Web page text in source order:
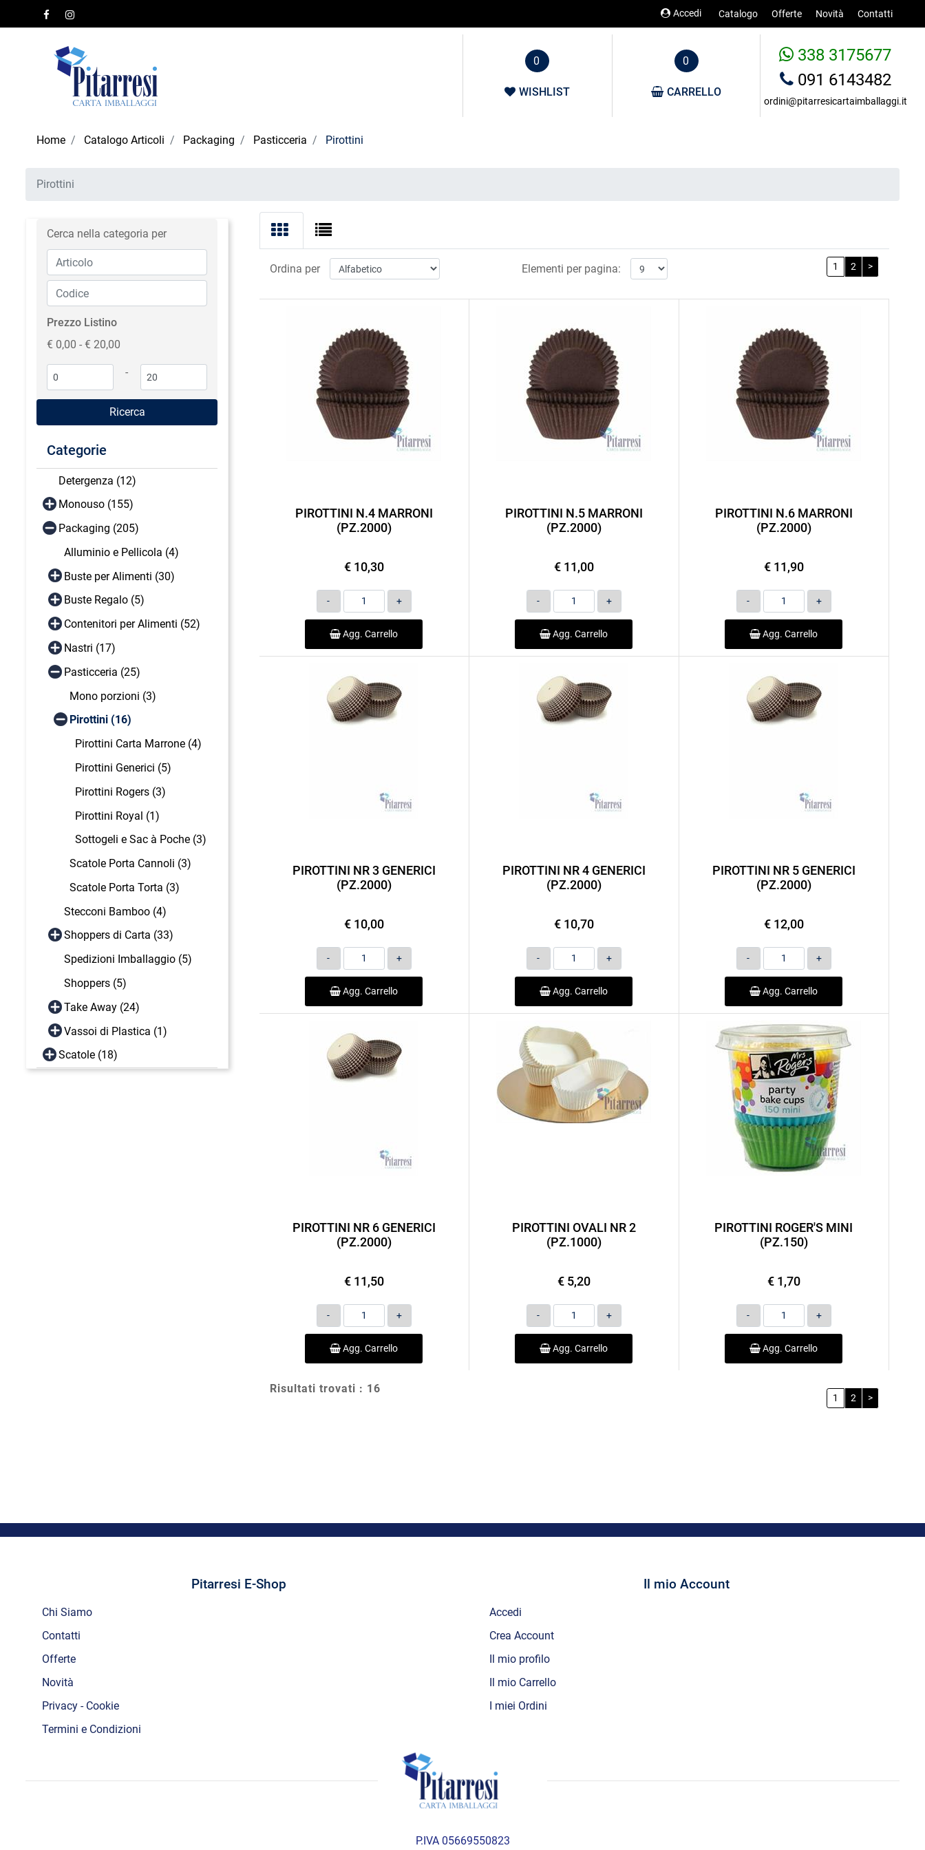
Accedi Catalogo Offerte Novità Contatti
0
WISHLIST
0
CARRELLO
338 3175677
091 6143482
ordini@pitarresicartaimballaggi.it
Home Catalogo Articoli Packaging Pasticceria Pirottini
Pirottini
Cerca nella categoria per
Prezzo Listino
€ 0,00 - € 20,00
-
Categorie
Detergenza (12)
Monouso (155)
Packaging (205)
Alluminio e Pellicola (4)
Buste per Alimenti (30)
Buste Regalo (5)
Contenitori per Alimenti (52)
Nastri (17)
Pasticceria (25)
Mono porzioni (3)
Pirottini (16)
Pirottini Carta Marrone (4)
Pirottini Generici (5)
Pirottini Rogers (3)
Pirottini Royal (1)
Sottogeli e Sac à Poche (3)
Scatole Porta Cannoli (3)
Scatole Porta Torta (3)
Stecconi Bamboo (4)
Shoppers di Carta (33)
Spedizioni Imballaggio (5)
Shoppers (5)
Take Away (24)
Vassoi di Plastica (1)
Scatole (18)
Ordina per Elementi per pagina: 1 2 >
PIROTTINI N.4 MARRONI
(PZ.2000)
€ 10,30
Quantità
Agg. Carrello
PIROTTINI N.5 MARRONI
(PZ.2000)
€ 11,00
Quantità
Agg. Carrello
PIROTTINI N.6 MARRONI
(PZ.2000)
€ 11,90
Quantità
Agg. Carrello
PIROTTINI NR 3 GENERICI
(PZ.2000)
€ 10,00
Quantità
Agg. Carrello
PIROTTINI NR 4 GENERICI
(PZ.2000)
€ 10,70
Quantità
Agg. Carrello
PIROTTINI NR 5 GENERICI
(PZ.2000)
€ 12,00
Quantità
Agg. Carrello
PIROTTINI NR 6 GENERICI
(PZ.2000)
€ 11,50
Quantità
Agg. Carrello
PIROTTINI OVALI NR 2
(PZ.1000)
€ 5,20
Quantità
Agg. Carrello
PIROTTINI ROGER'S MINI
(PZ.150)
€ 1,70
Quantità
Agg. Carrello
Risultati trovati : 16
1 2 >
Pitarresi E-Shop
Chi Siamo
Contatti
Offerte
Novità
Privacy - Cookie
Termini e Condizioni
Il mio Account
Accedi
Crea Account
Il mio profilo
Il mio Carrello
I miei Ordini
P.IVA 05669550823